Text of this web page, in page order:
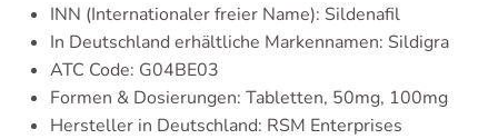
INN (Internationaler freier Name): Sildenafil
In Deutschland erhältliche Markennamen: Sildigra
ATC Code: G04BE03
Formen & Dosierungen: Tabletten, 50mg, 100mg
Hersteller in Deutschland: RSM Enterprises